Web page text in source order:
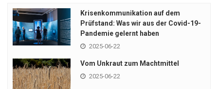
Krisenkommunikation auf dem
Prüfstand: Was wir aus der Covid-19-
Pandemie gelernt haben
2025-06-22
Vom Unkraut zum Machtmittel
2025-06-22